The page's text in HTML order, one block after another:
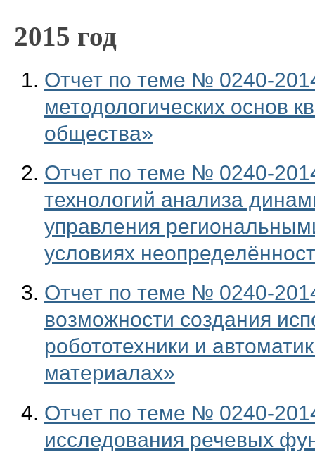
2015 год
Отчет по теме № 0240-
методологических основ
общества»
Отчет по теме № 0240-
технологий анализа
управления
условиях
Отчет по теме № 0240-
возможности создания
робототехники и
материалах»
Отчет по теме № 0240-
исследования речевых